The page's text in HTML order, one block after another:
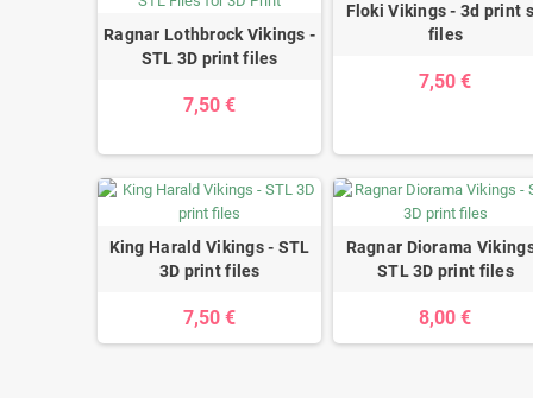
Ragnar Lothbrock Vikings -
STL 3D print files
7,50 €
Floki Vikings - 3d print
files
7,50 €
King Harald Vikings - STL
3D print files
7,50 €
Ragnar Diorama
STL 3D print files
8,00 €